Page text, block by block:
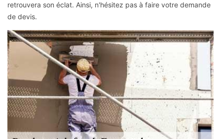
retrouvera son éclat. Ainsi, n'hésitez pas à faire votre demande
de devis.